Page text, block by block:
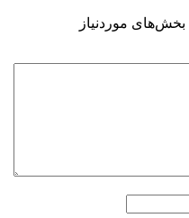
بخش‌های موردنیاز